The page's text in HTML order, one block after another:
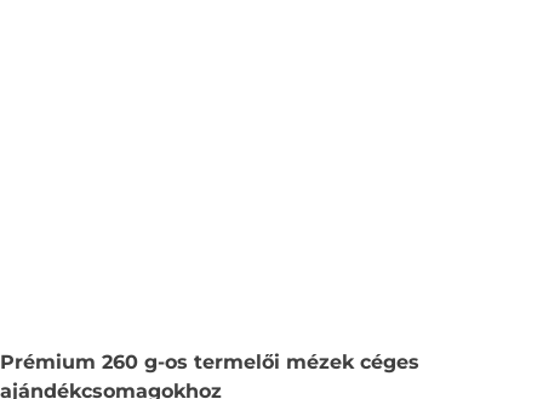
Prémium 260 g-os termelői mézek céges
ajándékcsomagokhoz